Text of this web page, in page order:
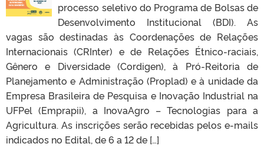
processo seletivo do Programa de Bolsas de
Desenvolvimento Institucional (BDI). As
vagas são destinadas às Coordenações de Relações
Internacionais (CRInter) e de Relações Étnico-raciais,
Gênero e Diversidade (Cordigen), à Pró-Reitoria de
Planejamento e Administração (Proplad) e à unidade da
Empresa Brasileira de Pesquisa e Inovação Industrial na
UFPel (Emprapii), a InovaAgro – Tecnologias para a
Agricultura. As inscrições serão recebidas pelos e-mails
indicados no Edital, de 6 a 12 de […]